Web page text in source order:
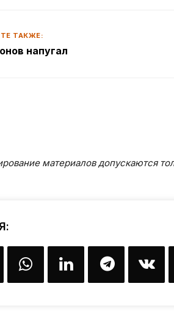
ТАКЖЕ:
напугал
материалов допускаются